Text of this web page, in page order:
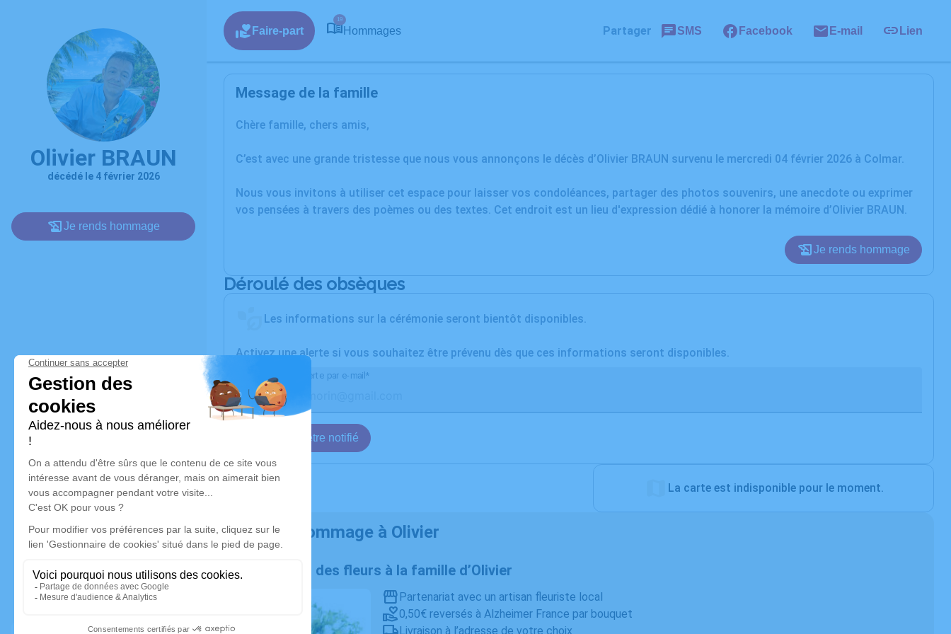
Olivier BRAUN
décédé le 4 février 2026
Je rends hommage
Faire-part
19
Hommages Partager SMS Facebook E-mail Lien
Message de la famille
Chère famille, chers amis,
C’est avec une grande tristesse que nous vous annonçons le décès d’Olivier BRAUN survenu le mercredi 04 février 2026 à Colmar.
Nous vous invitons à utiliser cet espace pour laisser vos condoléances, partager des photos souvenirs, une anecdote ou exprimer
vos pensées à travers des poèmes ou des textes. Cet endroit est un lieu d'expression dédié à honorer la mémoire d’Olivier BRAUN.
Je rends hommage
Déroulé des obsèques
Les informations sur la cérémonie seront bientôt disponibles.
Activez une alerte si vous souhaitez être prévenu dès que ces informations seront disponibles.
Recevoir une alerte par e-mail*
Je veux être notifié
La carte est indisponible pour le moment.
Rendez hommage à Olivier
Faites livrer des fleurs à la famille d’Olivier
Partenariat avec un artisan fleuriste local
0,50€ reversés à Alzheimer France par bouquet
Livraison à l’adresse de votre choix